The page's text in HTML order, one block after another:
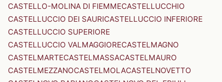
CASTELLO-MOLINA DI FIEMMECASTELLUCCHIO
CASTELLUCCIO DEI SAURICASTELLUCCIO INFERIORE
CASTELLUCCIO SUPERIORE
CASTELLUCCIO VALMAGGIORECASTELMAGNO
CASTELMARTECASTELMASSACASTELMAURO
CASTELMEZZANOCASTELMOLACASTELNOVETTO